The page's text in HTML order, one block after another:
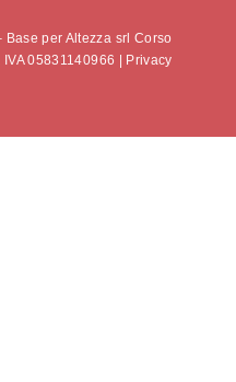
per Altezza srl Corso
05831140966 |
Privacy